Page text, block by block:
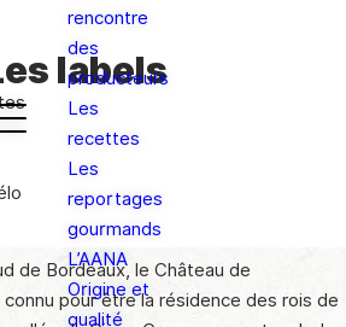
barre
barre
rencontre
des
producteurs
Les
recettes
Les
reportages
gourmands
L’AANA
Origine et
qualité
labels
de Bordeaux, le Château de
pour être la résidence des rois de